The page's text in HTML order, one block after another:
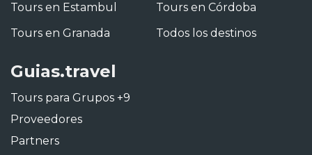
Tours en Estambul
Tours en Granada
Tours en Córdoba
Todos los destinos
Guias.travel
Tours para Grupos +9
Proveedores
Partners